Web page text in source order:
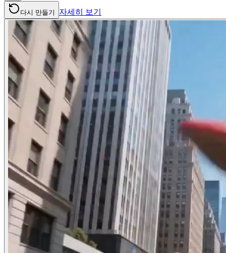
다시 만들기 자세히 보기